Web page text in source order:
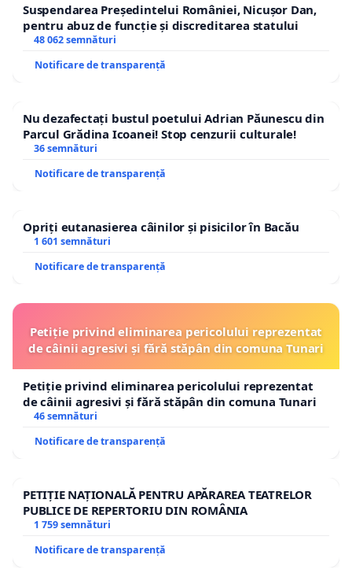
Suspendarea Președintelui României, Nicușor Dan,
pentru abuz de funcție și discreditarea statului
48 062 semnături
Notificare de transparență
Nu dezafectați bustul poetului Adrian Păunescu din
Parcul Grădina Icoanei! Stop cenzurii culturale!
36 semnături
Notificare de transparență
Opriți eutanasierea câinilor și pisicilor în Bacău
1 601 semnături
Notificare de transparență
Petiție privind eliminarea pericolului reprezentat
de câinii agresivi și fără stăpân din comuna Tunari
Petiție privind eliminarea pericolului reprezentat
de câinii agresivi și fără stăpân din comuna Tunari
46 semnături
Notificare de transparență
PETIȚIE NAȚIONALĂ PENTRU APĂRAREA TEATRELOR
PUBLICE DE REPERTORIU DIN ROMÂNIA
1 759 semnături
Notificare de transparență